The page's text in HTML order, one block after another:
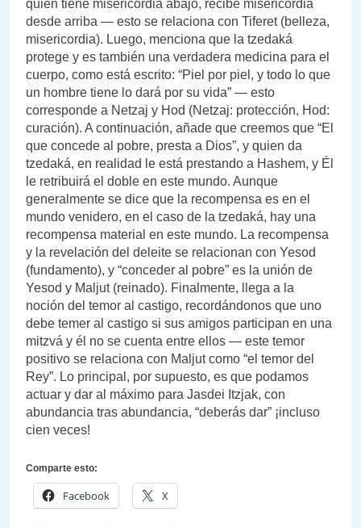
quien tiene misericordia abajo, recibe misericordia
desde arriba — esto se relaciona con Tiferet (belleza,
misericordia). Luego, menciona que la tzedaká
protege y es también una verdadera medicina para el
cuerpo, como está escrito: “Piel por piel, y todo lo que
un hombre tiene lo dará por su vida” — esto
corresponde a Netzaj y Hod (Netzaj: protección, Hod:
curación). A continuación, añade que creemos que “El
que concede al pobre, presta a Dios”, y quien da
tzedaká, en realidad le está prestando a Hashem, y Él
le retribuirá el doble en este mundo. Aunque
generalmente se dice que la recompensa es en el
mundo venidero, en el caso de la tzedaká, hay una
recompensa material en este mundo. La recompensa
y la revelación del deleite se relacionan con Yesod
(fundamento), y “conceder al pobre” es la unión de
Yesod y Maljut (reinado). Finalmente, llega a la
noción del temor al castigo, recordándonos que uno
debe temer al castigo si sus amigos participan en una
mitzvá y él no se cuenta entre ellos — este temor
positivo se relaciona con Maljut como “el temor del
Rey”. Lo principal, por supuesto, es que podamos
actuar y dar al máximo para Jasdei Itzjak, con
abundancia tras abundancia, “deberás dar” ¡incluso
cien veces!
Comparte esto:
Facebook X